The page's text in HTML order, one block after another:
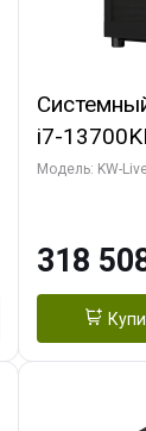
i7-
7, C16
2/ 1 ТБ
Модель: KW-
318